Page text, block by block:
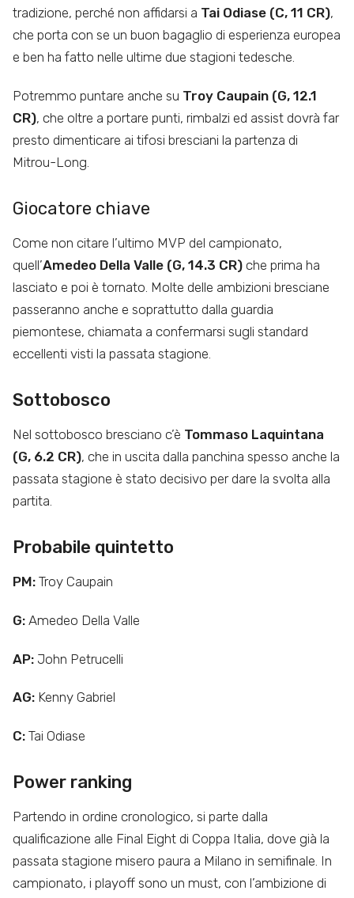
tradizione, perché non affidarsi a Tai Odiase (C, 11 CR),
che porta con se un buon bagaglio di esperienza europea
e ben ha fatto nelle ultime due stagioni tedesche.
Potremmo puntare anche su Troy Caupain (G, 12.1
CR), che oltre a portare punti, rimbalzi ed assist dovrà far
presto dimenticare ai tifosi bresciani la partenza di
Mitrou-Long.
Giocatore chiave
Come non citare l’ultimo MVP del campionato,
quell’Amedeo Della Valle (G, 14.3 CR) che prima ha
lasciato e poi è tornato. Molte delle ambizioni bresciane
passeranno anche e soprattutto dalla guardia
piemontese, chiamata a confermarsi sugli standard
eccellenti visti la passata stagione.
Sottobosco
Nel sottobosco bresciano c’è Tommaso Laquintana
(G, 6.2 CR), che in uscita dalla panchina spesso anche la
passata stagione è stato decisivo per dare la svolta alla
partita.
Probabile quintetto
PM: Troy Caupain
G: Amedeo Della Valle
AP: John Petrucelli
AG: Kenny Gabriel
C: Tai Odiase
Power ranking
Partendo in ordine cronologico, si parte dalla
qualificazione alle Final Eight di Coppa Italia, dove già la
passata stagione misero paura a Milano in semifinale. In
campionato, i playoff sono un must, con l’ambizione di